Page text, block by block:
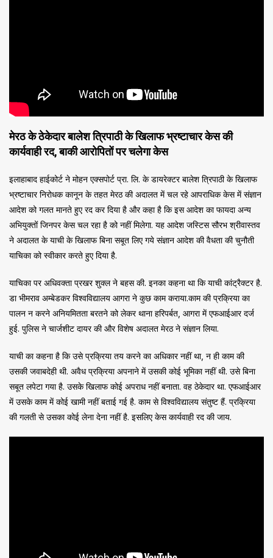
मेरठ के ठेकेदार बालेश त्रिपाठी के खिलाफ भ्रष्टाचार केस की
कार्यवाही रद, बाकी आरोपितों पर चलेगा केस
इलाहाबाद हाईकोर्ट ने मोहन एक्सपोर्ट प्रा. लि. के डायरेक्टर बालेश त्रिपाठी के खिलाफ
भ्रष्टाचार निरोधक कानून के तहत मेरठ की अदालत में चल रहे आपराधिक केस में संज्ञान
आदेश को गलत मानते हुए रद कर दिया है और कहा है कि इस आदेश का फायदा अन्य
अभियुक्तों जिनपर केस चल रहा है को नहीं मिलेगा. यह आदेश जस्टिस सौरभ श्रीवास्तव
ने अदालत के याची के खिलाफ बिना सबूत लिए गये संज्ञान आदेश की वैधता की चुनौती
याचिका को स्वीकार करते हुए दिया है.
याचिका पर अधिवक्ता प्रखर शुक्ल ने बहस की. इनका कहना था कि याची कांट्रैक्टर है.
डा भीमराव अम्बेडकर विश्वविद्यालय आगरा ने कुछ काम कराया.काम की प्रक्रिया का
पालन न करने अनियमितता बरतने को लेकर थाना हरिपर्बत, आगरा में एफआईआर दर्ज
हुई. पुलिस ने चार्जशीट दायर की और विशेष अदालत मेरठ ने संज्ञान लिया.
याची का कहना है कि उसे प्रक्रिया तय करने का अधिकार नहीं था, न ही काम की
उसकी जवाबदेही थी. अवैध प्रक्रिया अपनाने में उसकी कोई भूमिका नहीं थी. उसे बिना
सबूत लपेटा गया है. उसके खिलाफ कोई अपराध नहीं बनाता. वह ठेकेदार था. एफआईआर
में उसके काम में कोई खामी नहीं बताई गई है. काम से विश्वविद्यालय संतुष्ट हैं. प्रक्रिया
की गलती से उसका कोई लेना देना नहीं है. इसलिए केस कार्यवाही रद की जाय.